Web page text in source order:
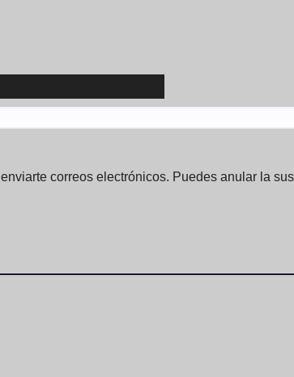
correos electrónicos. Puedes anular la